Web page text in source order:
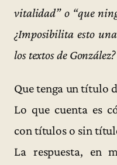
vitalidad” o “que
¿Imposibilita esto
los textos de González?
Que tenga un título
Lo que cuenta es
con títulos o sin
La respuesta, en